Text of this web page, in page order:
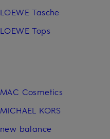
LOEWE Tasche
LOEWE Tops
MAC Cosmetics
MICHAEL KORS
new balance